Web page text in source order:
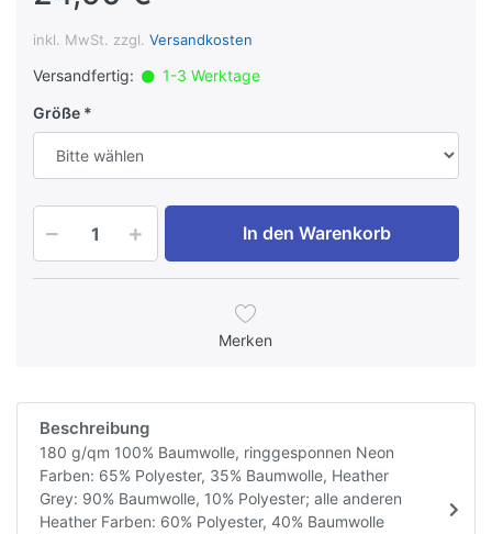
inkl. MwSt. zzgl. Versandkosten
Versandfertig:
1-3 Werktage
Größe
In den Warenkorb
Merken
Beschreibung
180 g/qm 100% Baumwolle, ringgesponnen Neon
Farben: 65% Polyester, 35% Baumwolle, Heather
Grey: 90% Baumwolle, 10% Polyester; alle anderen
Heather Farben: 60% Polyester, 40% Baumwolle